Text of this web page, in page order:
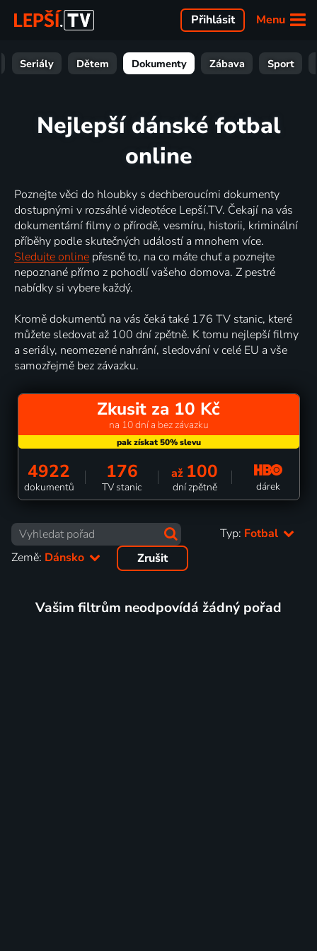
Menu
Přihlásit
Seriály Dětem Dokumenty Zábava Sport
Nejlepší dánské fotbal
online
Poznejte věci do hloubky s dechberoucími dokumenty
dostupnými v rozsáhlé videotéce Lepší.TV. Čekají na vás
dokumentární filmy o přírodě, vesmíru, historii, kriminální
příběhy podle skutečných událostí a mnohem více.
Sledujte online přesně to, na co máte chuť a poznejte
nepoznané přímo z pohodlí vašeho domova. Z pestré
nabídky si vybere každý.
Kromě dokumentů na vás čeká také 176 TV stanic, které
můžete sledovat až 100 dní zpětně. K tomu nejlepší filmy
a seriály, neomezené nahrání, sledování v celé EU a vše
samozřejmě bez závazku.
Zkusit za 10 Kč
na 10 dní a bez závazku
4922
dokumentů
176
TV stanic
až 100
dní zpětně dárek
Typ: Fotbal
Země: Dánsko Zrušit
Vašim filtrům neodpovídá žádný pořad